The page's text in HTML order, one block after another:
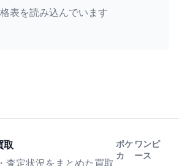
表を読み込んでいます
取
査定状況をまとめた買取
ポケ
カ
ワンピ
ース